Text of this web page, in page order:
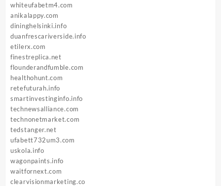
whiteufabetm4.com
anikalappy.com
dininghelsinki.info
duanfrescariverside.info
etilerx.com
finestreplica.net
flounderandfumble.com
healthohunt.com
retefuturah.info
smartinvestinginfo.info
technewsalliance.com
technonetmarket.com
tedstanger.net
ufabett732um3.com
uskola.info
wagonpaints.info
waitfornext.com
clearvisionmarketing.co